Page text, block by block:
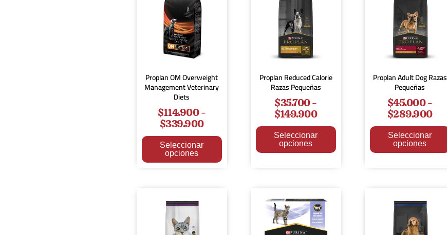
Proplan OM Overweight
Management Veterinary
Diets
$114.900-
$339.900
Seleccionar
opciones
Proplan Reduced Calorie
Razas Pequeñas
$35.700-
$149.900
Seleccionar
opciones
Proplan Adult Dog Razas
Pequeñas
$45.000-
$289.900
Seleccionar
opciones